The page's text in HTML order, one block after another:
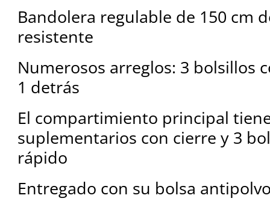
Bandolera regulable de 150 cm
resistente
Numerosos arreglos: 3 bolsillos
1 detrás
El compartimiento principal
suplementarios con cierre y 3
rápido
Entregado con su bolsa